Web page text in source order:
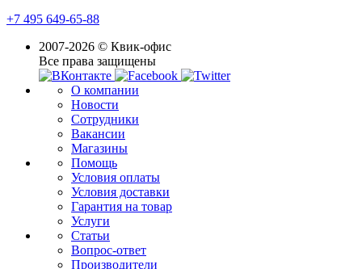
+7 495 649-65-88
2007-2026 © Квик-офис
Все права защищены
О компании
Новости
Сотрудники
Вакансии
Магазины
Помощь
Условия оплаты
Условия доставки
Гарантия на товар
Услуги
Статьи
Вопрос-ответ
Производители